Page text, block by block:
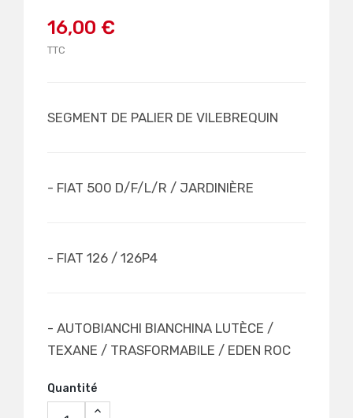
16,00 €
TTC
SEGMENT DE PALIER DE VILEBREQUIN
- FIAT 500 D/F/L/R / JARDINIÈRE
- FIAT 126 / 126P4
- AUTOBIANCHI BIANCHINA LUTÈCE /
TEXANE / TRASFORMABILE / EDEN ROC
Quantité